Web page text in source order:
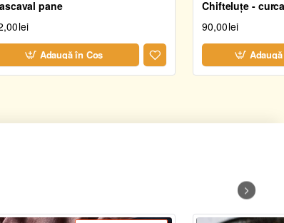
pane
Adaugă în Coş
Chifteluțe -
90,00lei